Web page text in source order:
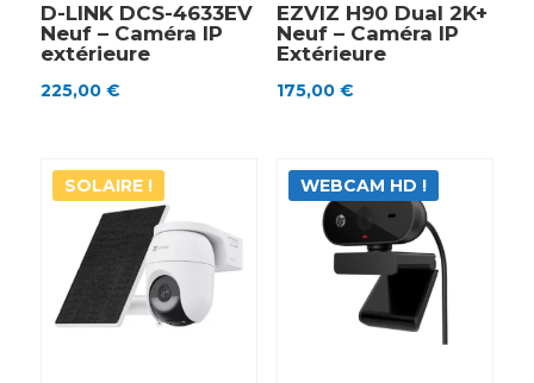
D-LINK DCS-4633EV
Neuf – Caméra IP
extérieure
225,00 €
EZVIZ H90 Dual 2K+
Neuf – Caméra IP
Extérieure
175,00 €
SOLAIRE ! WEBCAM HD !